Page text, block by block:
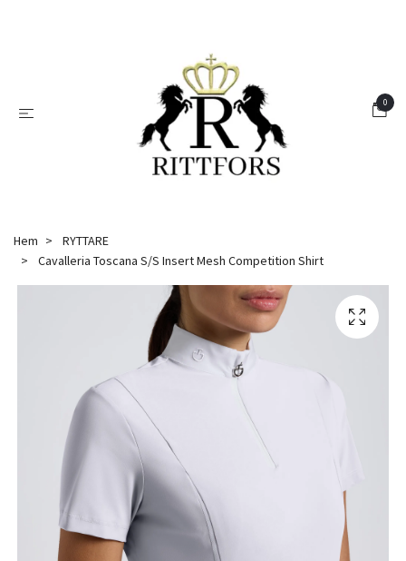
0
Hem
RYTTARE
Cavalleria Toscana S/S Insert Mesh Competition Shirt